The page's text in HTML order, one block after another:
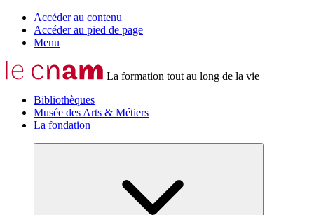
Accéder au contenu
Accéder au pied de page
Menu
La formation tout au long de la vie
Bibliothèques
Musée des Arts & Métiers
La fondation